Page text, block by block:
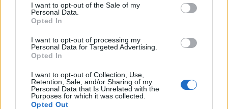
I want to opt-out of the Sale of my
Personal Data.
Opted In
I want to opt-out of processing my
Personal Data for Targeted Advertising.
Opted In
I want to opt-out of Collection, Use,
Retention, Sale, and/or Sharing of my
Personal Data that Is Unrelated with the
Purposes for which it was collected.
Opted Out
2006 7.1
Kirarin Revolution
2011
Gumball csodálatos világa